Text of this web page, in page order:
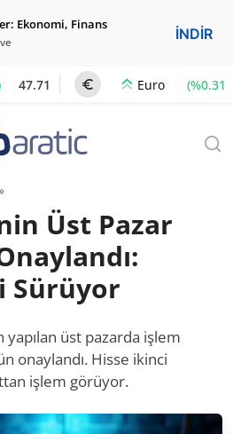
Ekonomi, Finans
İNDİR
47.71 Euro (%0.31)
Üst Pazar
Sürüyor
üst pazarda işlem
onaylandı. Hisse ikinci
işlem görüyor.